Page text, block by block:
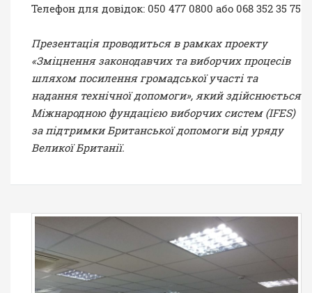
Телефон для довідок: 050 477 0800 або 068 352 35 75
Презентація проводиться в рамках проекту
«Зміцнення законодавчих та виборчих процесів
шляхом посилення громадської участі та
надання технічної допомоги», який здійснюється
Міжнародною фундацією виборчих систем (IFES)
за підтримки Британської допомоги від уряду
Великої Британії.